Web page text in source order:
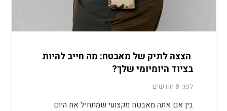
הצצה לתיק של מאבטח: מה חייב להיות
בציוד היומיומי שלך?
לפני 8 חודשים
בין אם אתה מאבטח מקצועי שמתחיל את היום